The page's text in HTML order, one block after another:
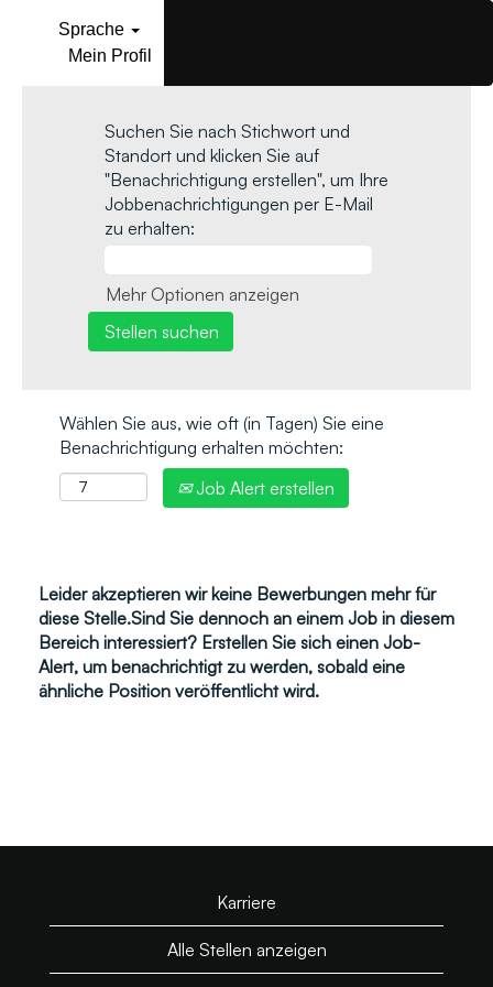
Sprache
Mein Profil
Suchen Sie nach Stichwort und
Standort und klicken Sie auf
"Benachrichtigung erstellen", um Ihre
Jobbenachrichtigungen per E-Mail
zu erhalten:
Mehr Optionen anzeigen
Wählen Sie aus, wie oft (in Tagen) Sie eine
Benachrichtigung erhalten möchten:
Job Alert erstellen
Leider akzeptieren wir keine Bewerbungen mehr für
diese Stelle.Sind Sie dennoch an einem Job in diesem
Bereich interessiert? Erstellen Sie sich einen Job-
Alert, um benachrichtigt zu werden, sobald eine
ähnliche Position veröffentlicht wird.
Karriere
Alle Stellen anzeigen